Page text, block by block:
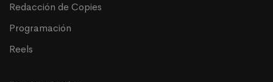
Redacción de Copies
Programación
Reels